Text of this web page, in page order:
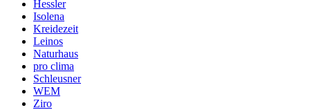
Hessler
Isolena
Kreidezeit
Leinos
Naturhaus
pro clima
Schleusner
WEM
Ziro